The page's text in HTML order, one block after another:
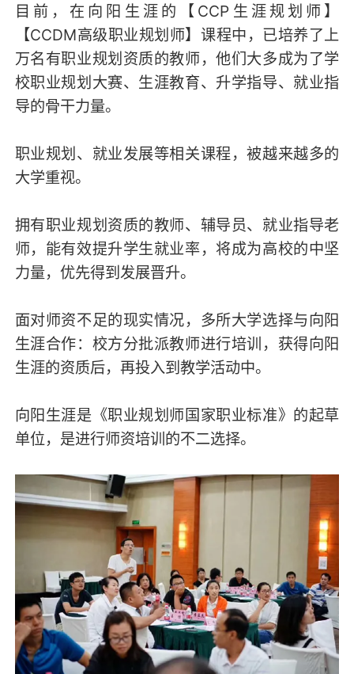
目前，在向阳生涯的【CCP生涯规划师】
【CCDM高级职业规划师】课程中，已培养了上
万名有职业规划资质的教师，他们大多成为了学
校职业规划大赛、生涯教育、升学指导、就业指
导的骨干力量。
职业规划、就业发展等相关课程，被越来越多的
大学重视。
拥有职业规划资质的教师、辅导员、就业指导老
师，能有效提升学生就业率，将成为高校的中坚
力量，优先得到发展晋升。
面对师资不足的现实情况，多所大学选择与向阳
生涯合作：校方分批派教师进行培训，获得向阳
生涯的资质后，再投入到教学活动中。
向阳生涯是《职业规划师国家职业标准》的起草
单位，是进行师资培训的不二选择。